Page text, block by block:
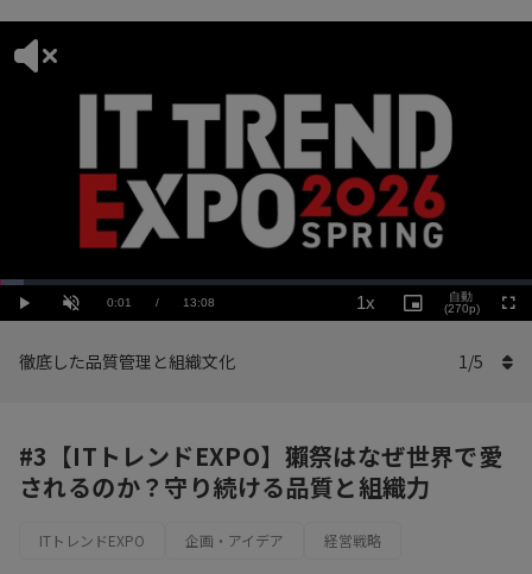
Play UnmuteCurrent
0:01 / Duration
13:08
Loaded:
4.57%
1x
Rate
Picture-
in-
自動
(270p)
徹底した品質管理と組織文化 1/5
#3【ITトレンドEXPO】獺祭はなぜ世界で愛
されるのか？守り続ける品質と組織力
ITトレンドEXPO 企画・アイデア 経営戦略